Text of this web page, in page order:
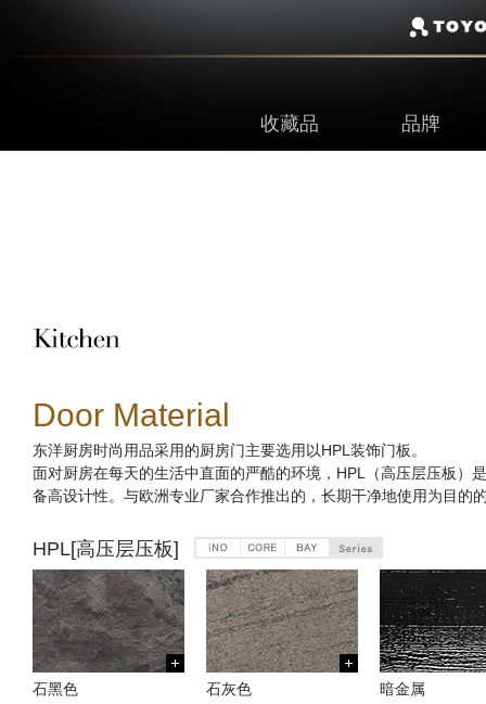
收藏品 品牌
Door Material
东洋厨房时尚用品采用的厨房门主要选用以HPL装饰门板。
面对厨房在每天的生活中直面的严酷的环境，HPL（高压层压板）
备高设计性。与欧洲专业厂家合作推出的，长期干净地使用为目的
HPL[高压层压板]
石黑色 石灰色 暗金属